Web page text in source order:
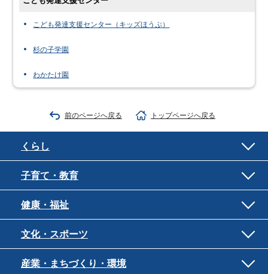
こども発達支援センター（キッズほうぷ）
杉の子学園
わかたけ園
前のページへ戻る トップページへ戻る
くらし
子育て・教育
健康・福祉
文化・スポーツ
産業・まちづくり・環境